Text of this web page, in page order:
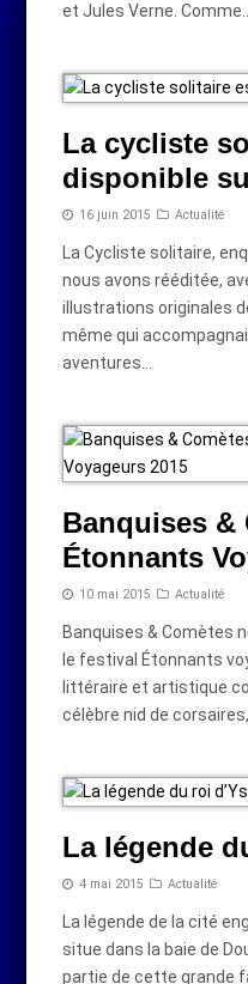
et Jules Verne. Comme…
La cycliste
disponible
16 juin 2015 Actualité
La Cycliste solitaire,
nous avons rééditée,
illustrations originales
même qui
aventures…
Banquises &
Étonnants
10 mai 2015 Actualité
Banquises & Comètes
le festival Étonnants
littéraire et artistique
célèbre nid de
La légende
4 mai 2015 Actualité
La légende de la cité
situe dans la baie de
partie de cette grande